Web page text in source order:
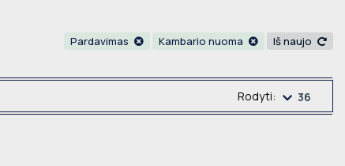
Pardavimas Kambario nuoma Iš naujo
Rodyti: 36